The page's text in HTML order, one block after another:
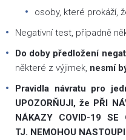
osoby, které prokáží,
Negativní test, případně
Do doby předložení
některé z výjimek, nesmí
Pravidla návratu pro
UPOZORŇUJI, že PŘI
NÁKAZY COVID-19 SE
TJ. NEMOHOU